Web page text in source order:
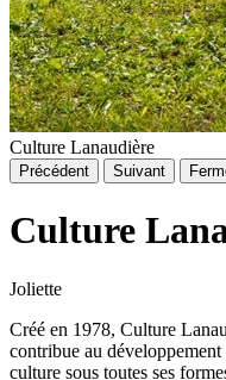
Culture Lanaudière
Précédent Suivant
Culture
Joliette
Créé en 1978, Culture
contribue au
culture sous toutes ses